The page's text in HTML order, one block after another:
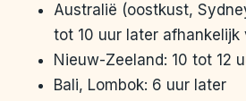
Australië (oostkust,
tot 10 uur later afhankelijk
Nieuw-Zeeland: 10 tot 12
Bali, Lombok: 6 uur later